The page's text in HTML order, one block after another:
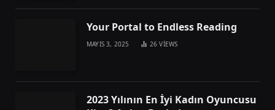
Your Portal to Endless Reading
MAYIS 3, 2025 26VIEWS
2023 Yılının En İyi Kadın Oyuncusu